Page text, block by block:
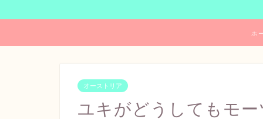
ホ
オーストリア
ユキがどうしてもモ